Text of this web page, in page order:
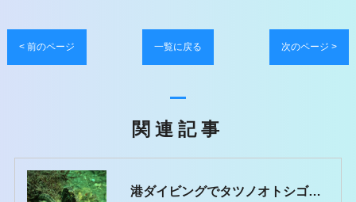
< 前のページ 一覧に戻る 次のページ >
関連記事
港ダイビングでタツノオトシゴ遭遇